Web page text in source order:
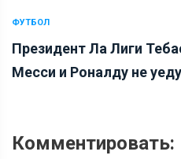
ФУТБОЛ
Президент Ла Лиги
Месси и Роналду не
Комментировать: